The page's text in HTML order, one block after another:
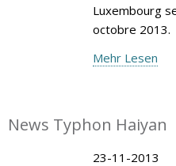
Luxembourg
octobre 2013.
Mehr Lesen
News Typhon Haiyan
23-11-2013